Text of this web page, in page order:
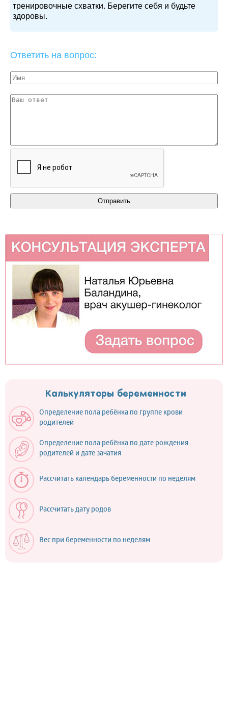
тренировочные схватки. Берегите себя и будьте
здоровы.
Ответить на вопрос:
Калькуляторы беременности
Определение пола ребёнка по группе крови
родителей
Определение пола ребёнка по дате рождения
родителей и дате зачатия
Рассчитать календарь беременности по неделям
Рассчитать дату родов
Вес при беременности по неделям